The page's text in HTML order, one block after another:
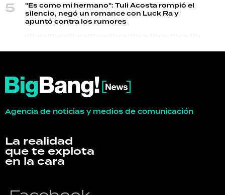
"Es como mi hermano": Tuli Acosta rompió el
silencio, negó un romance con Luck Ra y
apuntó contra los rumores
Agencia de noticias y medios de comunicación
La realidad
que te explota
en la cara